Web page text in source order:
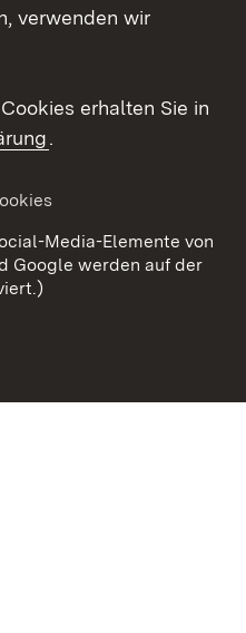
verwenden wir
erhalten Sie in
.
Media-Elemente von
Google werden auf der